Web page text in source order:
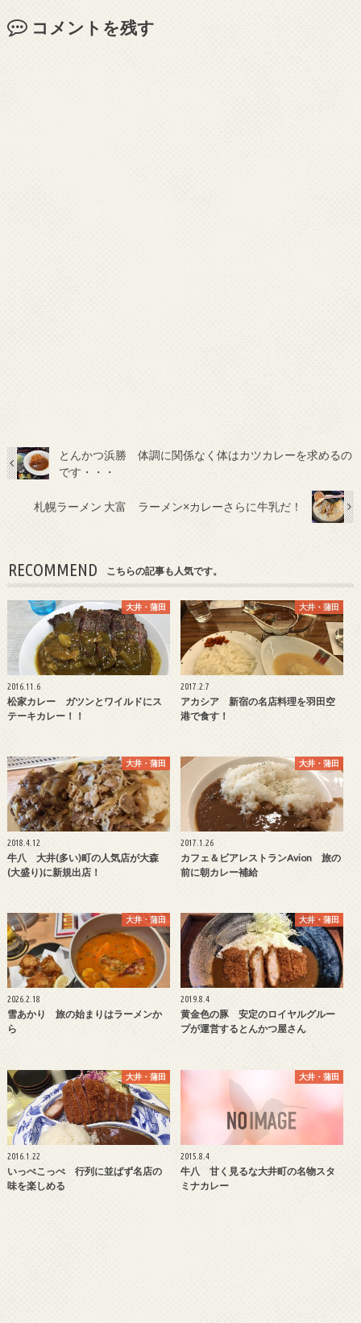
コメントを残す
とんかつ浜勝 体調に関係なく体はカツカレーを求めるの
です・・・
札幌ラーメン 大富 ラーメン×カレーさらに牛乳だ！
RECOMMEND こちらの記事も人気です。
大井・蒲田
2016.11.6
松家カレー ガツンとワイルドにス
テーキカレー！！
大井・蒲田
2017.2.7
アカシア 新宿の名店料理を羽田空
港で食す！
大井・蒲田
2018.4.12
牛八 大井(多い)町の人気店が大森
(大盛り)に新規出店！
大井・蒲田
2017.1.26
カフェ＆ビアレストランAvion 旅の
前に朝カレー補給
大井・蒲田
2026.2.18
雪あかり 旅の始まりはラーメンか
ら
大井・蒲田
2019.8.4
黄金色の豚 安定のロイヤルグルー
プが運営するとんかつ屋さん
大井・蒲田
2016.1.22
いっぺこっぺ 行列に並ばず名店の
味を楽しめる
大井・蒲田
2015.8.4
牛八 甘く見るな大井町の名物スタ
ミナカレー